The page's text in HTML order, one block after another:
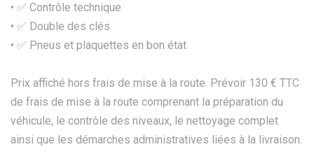
• ✅ Contrôle technique
•⁠ ✅ Double des clés
•⁠ ✅ Pneus et plaquettes en bon état
Prix affiché hors frais de mise à la route. Prévoir 130 € TTC
de frais de mise à la route comprenant la préparation du
véhicule, le contrôle des niveaux, le nettoyage complet
ainsi que les démarches administratives liées à la livraison.